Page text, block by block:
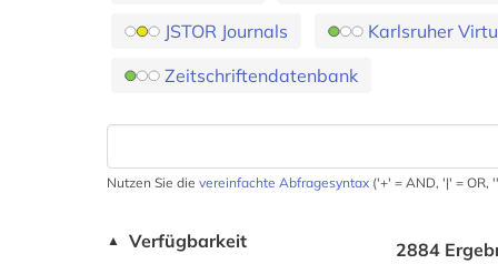
JSTOR Journals
Karlsruher
Zeitschriftendatenbank
Nutzen Sie die vereinfachte Abfragesyntax ('+' = AND, '|' = OR,
▲ Verfügbarkeit
2884